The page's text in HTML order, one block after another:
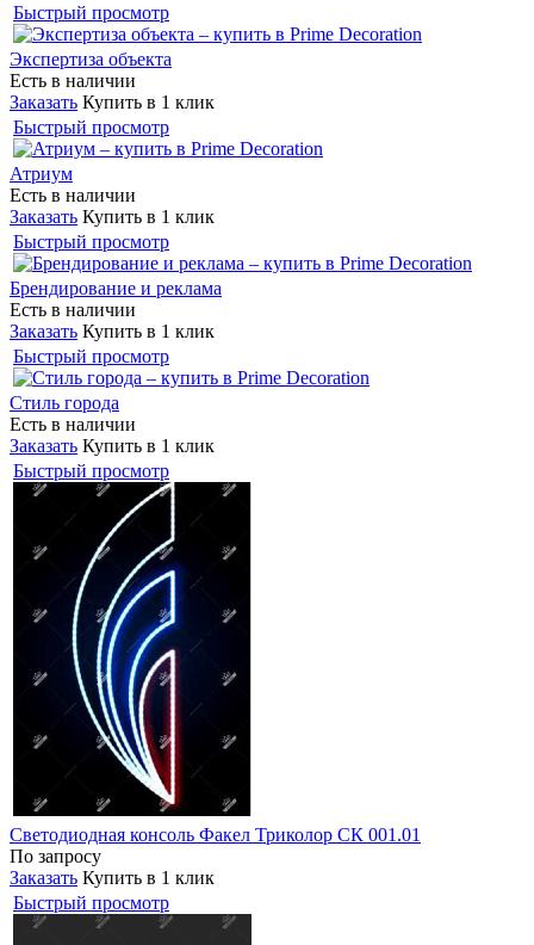
Быстрый просмотр
Экспертиза объекта
Есть в наличии
Заказать Купить в 1 клик
Быстрый просмотр
Атриум
Есть в наличии
Заказать Купить в 1 клик
Быстрый просмотр
Брендирование и реклама
Есть в наличии
Заказать Купить в 1 клик
Быстрый просмотр
Стиль города
Есть в наличии
Заказать Купить в 1 клик
Быстрый просмотр
Светодиодная консоль Факел Триколор СК 001.01
По запросу
Заказать Купить в 1 клик
Быстрый просмотр